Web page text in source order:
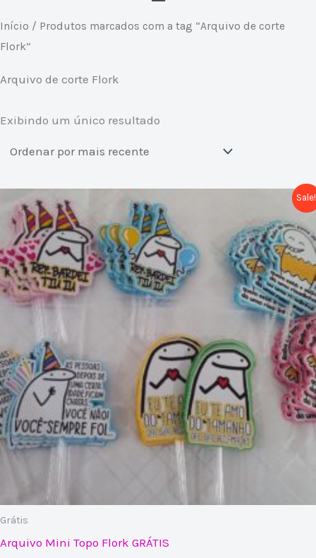
Início / Produtos marcados com a tag “Arquivo de corte
Flork”
Arquivo de corte Flork
Exibindo um único resultado
Sale!
Grátis
Arquivo Mini Topo Flork GRÁTIS
preço
original
era:
R$ 3,00.
atual
é:
R$ 0,00.